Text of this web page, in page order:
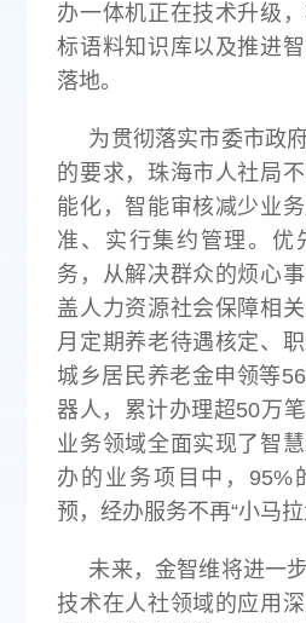
办一体机正在技术升级
标语料知识库以及推进
落地。
为贯彻落实市委市政
的要求，珠海市人社局
能化，智能审核减少业
准、实行集约管理。优
务，从解决群众的烦心
盖人力资源社会保障相
月定期养老待遇核定、职
城乡居民养老金申领等
器人，累计办理超50万
业务领域全面实现了智
办的业务项目中，95%
预，经办服务不再“小马拉
未来，金智维将进一
技术在人社领域的应用